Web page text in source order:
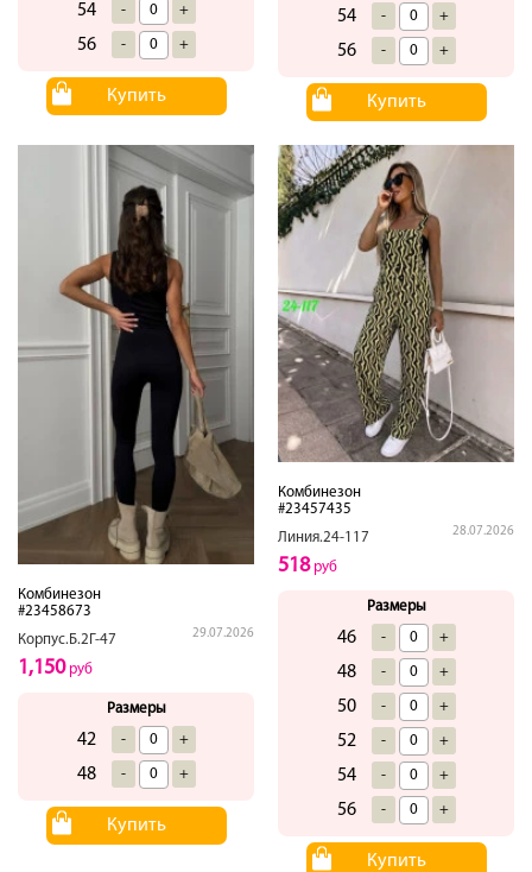
54 - +
56 - +
Купить
54 - +
56 - +
Купить
Комбинезон
#23458673
Корпус.Б.2Г-47
29.07.2026
1,150руб
Размеры
42 - +
48 - +
Купить
Комбинезон
#23457435
Линия.24-117
28.07.2026
518руб
Размеры
46 - +
48 - +
50 - +
52 - +
54 - +
56 - +
Купить